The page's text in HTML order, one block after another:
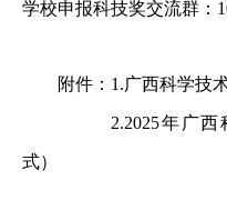
学校申报科技奖交流群：
附件： 1.广西科学技
2.2025年广西
式）